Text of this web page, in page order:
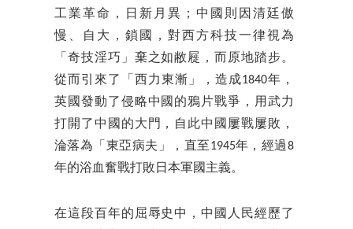
工業革命，日新月異；中國則因清廷傲
慢、自大，鎖國，對西方科技一律視為
「奇技淫巧」棄之如敝屣，而原地踏步。
從而引來了「西力東漸」，造成1840年，
英國發動了侵略中國的鴉片戰爭，用武力
打開了中國的大門，自此中國屢戰屢敗，
淪落為「東亞病夫」，直至1945年，經過8
年的浴血奮戰打敗日本軍國主義。
在這段百年的屈辱史中，中國人民經歷了